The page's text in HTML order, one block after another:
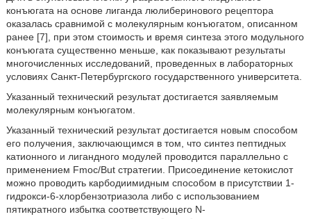
конъюгата на основе лиганда люлиберинового рецептора
оказалась сравнимой с молекулярным конъюгатом, описанном
ранее [7], при этом стоимость и время синтеза этого модульного
конъюгата существенно меньше, как показывают результаты
многочисленных исследований, проведенных в лабораторных
условиях Санкт-Петербургского государственного университета.
Указанный технический результат достигается заявляемым
молекулярным конъюгатом.
Указанный технический результат достигается новым способом
его получения, заключающимся в том, что синтез пептидных
катионного и лигандного модулей проводится параллельно с
применением Fmoc/But стратегии. Присоединение кетокислот
можно проводить карбодиимидным способом в присутствии 1-
гидрокси-6-хлорбензотриазола либо с использованием
пятикратного избытка соответствующего N-